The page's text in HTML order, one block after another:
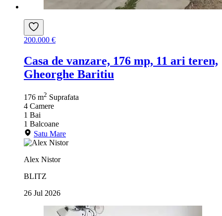
200.000 €
Casa de vanzare, 176 mp, 11 ari teren,
Gheorghe Baritiu
176 m2 Suprafata
4 Camere
1 Bai
1 Balcoane
Satu Mare
Alex Nistor
BLITZ
26 Jul 2026